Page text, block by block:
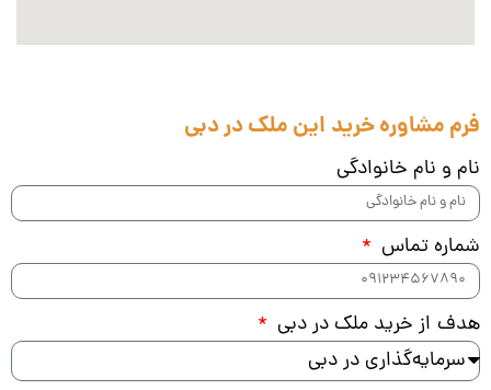
فرم مشاوره خرید این ملک در دبی
نام و نام خانوادگی
شماره تماس
هدف از خرید ملک در دبی